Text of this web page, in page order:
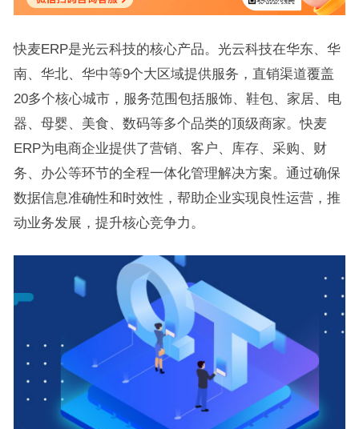
快麦ERP是光云科技的核心产品。光云科技在华东、华
南、华北、华中等9个大区域提供服务，直销渠道覆盖
20多个核心城市，服务范围包括服饰、鞋包、家居、电
器、母婴、美食、数码等多个品类的顶级商家。快麦
ERP为电商企业提供了营销、客户、库存、采购、财
务、办公等环节的全程一体化管理解决方案。通过确保
数据信息准确性和时效性，帮助企业实现良性运营，推
动业务发展，提升核心竞争力。